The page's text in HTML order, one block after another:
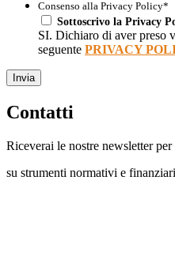
Consenso alla Privacy Policy*
Sottoscrivo la Privacy
SI. Dichiaro di aver preso
seguente PRIVACY
Invia
Contatti
Riceverai le nostre newsletter
su strumenti normativi e